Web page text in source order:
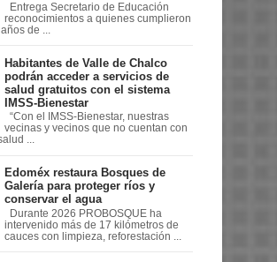
Entrega Secretario de Educación
reconocimientos a quienes cumplieron
de ...
Habitantes de Valle de Chalco
podrán acceder a servicios de
salud gratuitos con el sistema
IMSS-Bienestar
“Con el IMSS-Bienestar, nuestras
vecinas y vecinos que no cuentan con
...
Edoméx restaura Bosques de
Galería para proteger ríos y
conservar el agua
Durante 2026 PROBOSQUE ha
intervenido más de 17 kilómetros de
cauces con limpieza, reforestación ...